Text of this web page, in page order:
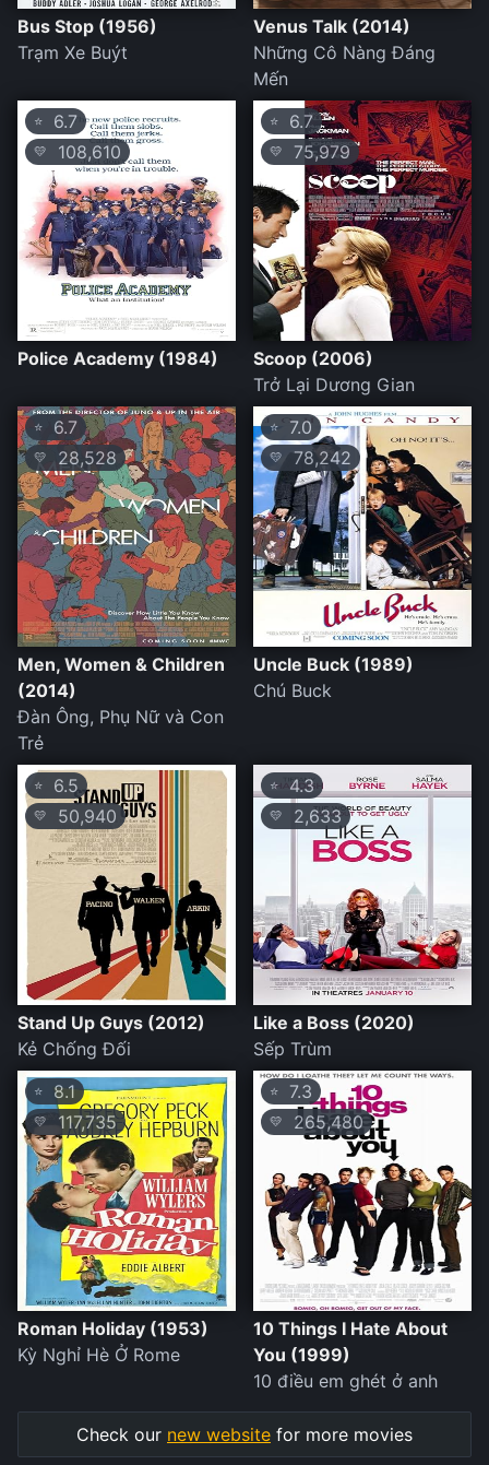
Bus Stop (1956)
Trạm Xe Buýt
Venus Talk (2014)
Những Cô Nàng Đáng
Mến
⭐ 6.7
💛 108,610
Police Academy (1984)
⭐ 6.7
💛 75,979
Scoop (2006)
Trở Lại Dương Gian
⭐ 6.7
💛 28,528
Men, Women & Children
(2014)
Đàn Ông, Phụ Nữ và Con
Trẻ
⭐ 7.0
💛 78,242
Uncle Buck (1989)
Chú Buck
⭐ 6.5
💛 50,940
Stand Up Guys (2012)
Kẻ Chống Đối
⭐ 4.3
💛 2,633
Like a Boss (2020)
Sếp Trùm
⭐ 8.1
💛 117,735
Roman Holiday (1953)
Kỳ Nghỉ Hè Ở Rome
⭐ 7.3
💛 265,480
10 Things I Hate About
You (1999)
10 điều em ghét ở anh
Check our new website for more movies